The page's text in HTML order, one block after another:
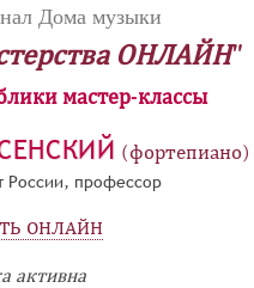
Дома музыки
ОНЛАЙН"
мастер-классы
(фортепиано)
России, профессор
ОНЛАЙН
активна